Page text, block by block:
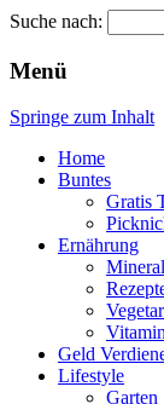
Pinkies
Suche nach:
Menü
Springe zum Inhalt
Home
Buntes
Gratis
Ernährung
Geld
Lifestyle
Garten